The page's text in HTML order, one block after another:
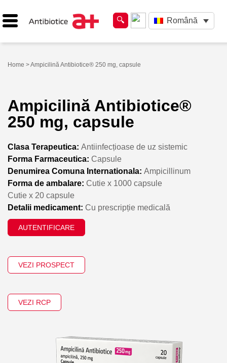
Română
Home > Ampicilină Antibiotice® 250 mg, capsule
Ampicilină Antibiotice®
250 mg, capsule
Clasa Terapeutica: Antiinfecțioase de uz sistemic
Forma Farmaceutica: Capsule
Denumirea Comuna Internationala: Ampicillinum
Forma de ambalare: Cutie x 1000 capsule
Cutie x 20 capsule
Detalii medicament: Cu prescripție medicală
AUTENTIFICARE
VEZI PROSPECT
VEZI RCP